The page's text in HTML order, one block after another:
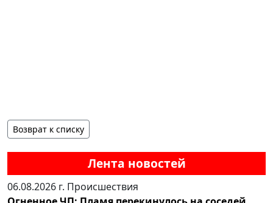
Лента новостей
06.08.2026 г. Происшествия
Возврат к списку